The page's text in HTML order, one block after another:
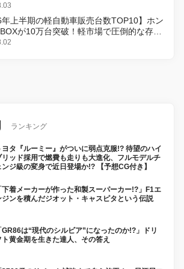
年上半期の軽自動車販売台数TOP10】ホン
が10万台突破！軽市場で圧倒的な存在
ランキング
ヨタ『ルーミー』がついに弱点克服!? 待望のハイ
リッド採用で燃費も走りも大進化、フルモデルチ
ンジ級の変身で近日登場か!? 【予想CG付き】
下着メーカーが作った和製スーパーカー!?」F1エ
ジンを積んだジオット・キャスピタという伝説
GR86は“現代のシルビア”になったのか!?」ドリ
ト黄金期を生きた達人、その答え